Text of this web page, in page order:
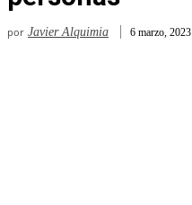
por Javier Alquimia 6 marzo, 2023